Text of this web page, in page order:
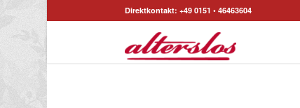
Direktkontakt: +49 0151 • 46463604